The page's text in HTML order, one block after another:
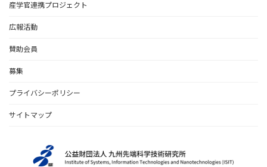
産学官連携プロジェクト
広報活動
賛助会員
募集
プライバシーポリシー
サイトマップ